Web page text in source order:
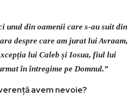
unul din oamenii care s-au suit din
despre care am jurat lui Avraam,
lui Caleb și Iosua, fiul lui
în întregime pe Domnul.”
avem nevoie?